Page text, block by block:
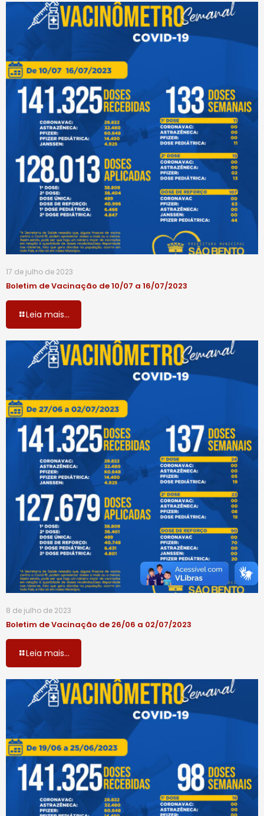
17 de julho de 2023
Boletim de Vacinação de 10/07 a 16/07/2023
Leia mais...
8 de julho de 2023
Boletim de Vacinação de 26/06 a 02/07/2023
Leia mais...